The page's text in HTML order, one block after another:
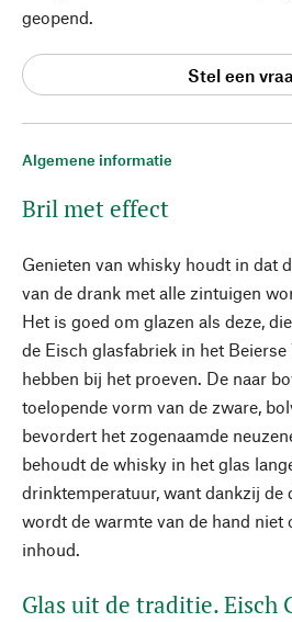
Algemene informatie
Bril met effect
Genieten van whisky houdt in dat
van de drank met alle zintuigen
Het is goed om glazen als deze,
de Eisch glasfabriek in het
hebben bij het proeven. De naar
toelopende vorm van de zware,
bevordert het zogenaamde
behoudt de whisky in het glas
drinktemperatuur, want dankzij de
wordt de warmte van de hand niet
inhoud.
Glas uit de traditie. Eisch
geopend.
Stel een